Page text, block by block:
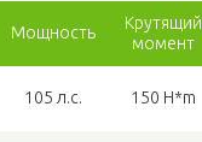
Мощность
Крутящий
момент
105 л.с. 150 H*m